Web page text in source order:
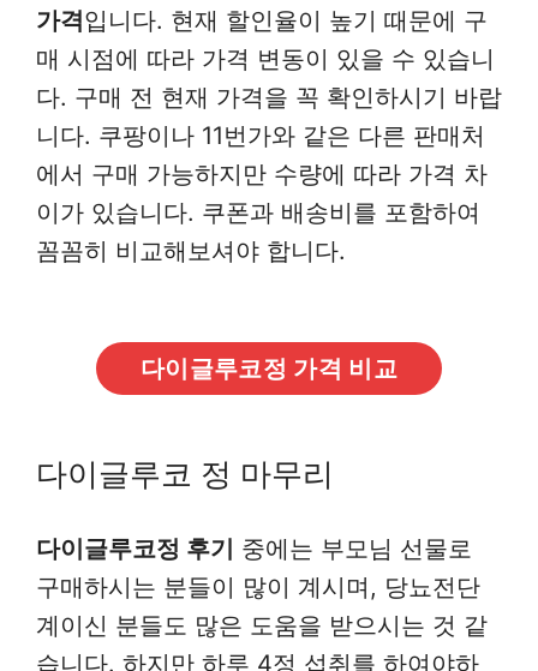
가격입니다. 현재 할인율이 높기 때문에 구
매 시점에 따라 가격 변동이 있을 수 있습니
다. 구매 전 현재 가격을 꼭 확인하시기 바랍
니다. 쿠팡이나 11번가와 같은 다른 판매처
에서 구매 가능하지만 수량에 따라 가격 차
이가 있습니다. 쿠폰과 배송비를 포함하여
꼼꼼히 비교해보셔야 합니다.
다이글루코정 가격 비교
다이글루코 정 마무리
다이글루코정 후기 중에는 부모님 선물로
구매하시는 분들이 많이 계시며, 당뇨전단
계이신 분들도 많은 도움을 받으시는 것 같
습니다. 하지만 하루 4정 섭취를 하여야하